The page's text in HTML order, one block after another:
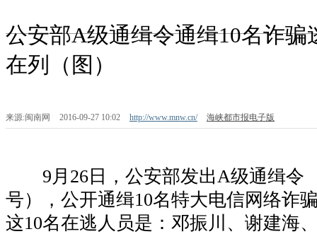
公安部A级通缉令通缉10名诈骗
在列（图）
来源:闽南网 2016-09-27 10:02 http://www.mnw.cn/ 海峡都市报电子版
9月26日，公安部发出A级通缉令
号），公开通缉10名特大电信网络诈
这10名在逃人员是：邓振川、谢建海